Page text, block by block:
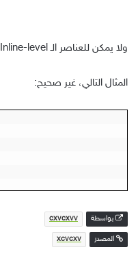
ولا يمكن للعناصر الـ Inline-level أن تحتوي على عناصر Block-level أخرى.
المثال التالي، غير صحيح:
بواسطة cxvcxvv
المصدر xcvcxv